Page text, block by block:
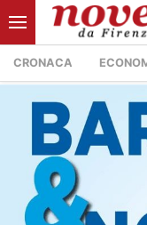
CRONACA